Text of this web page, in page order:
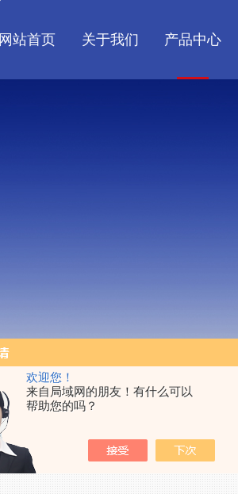
欢迎您！
来自局域网的朋友！有什么可以
帮助您的吗？
网站首页 关于我们 产品中心